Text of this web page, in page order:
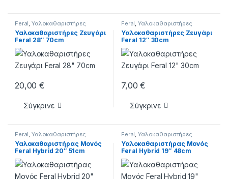
Feral,Υαλοκαθαριστήρες
Υαλοκαθαριστήρες Ζευγάρι
Feral 28″ 70cm
20,00€
Σύγκρινε
Feral,Υαλοκαθαριστήρες
Υαλοκαθαριστήρες Ζευγάρι
Feral 12″ 30cm
7,00€
Σύγκρινε
Feral,Υαλοκαθαριστήρες
Υαλοκαθαριστήρας Μονός
Feral Hybrid 20″ 51cm
Feral,Υαλοκαθαριστήρες
Υαλοκαθαριστήρας Μονός
Feral Hybrid 19″ 48cm